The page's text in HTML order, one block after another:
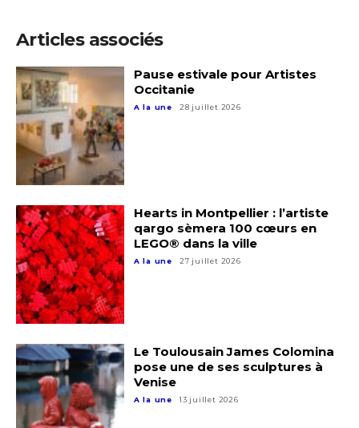
Adresse email*
Nom
Prénom
Statut / Organisation
Adresse email*
Articles associés
Pause estivale pour Artistes
Occitanie
A la une 28 juillet 2026
Hearts in Montpellier : l’artiste
qargo sèmera 100 cœurs en
LEGO® dans la ville
A la une 27 juillet 2026
Le Toulousain James Colomina
pose une de ses sculptures à
Venise
A la une 13 juillet 2026